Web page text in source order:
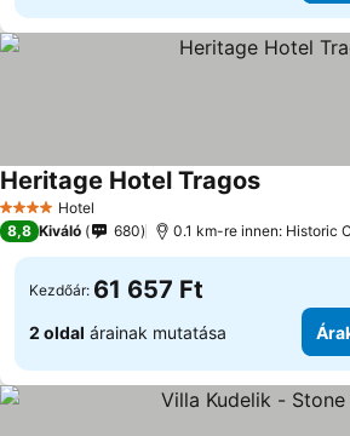
4 KategóriaHotel
Heritage Hotel Tragos
8,8 Kiváló 680 0.1 km-re innen: Historic
Kezdőár: 61 657 Ft
2 oldal árainak mutatása